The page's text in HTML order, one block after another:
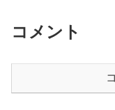
コメント